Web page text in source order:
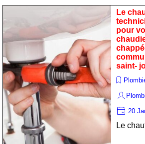
dietrich
saint-
Le
pour
saint-
20
Le